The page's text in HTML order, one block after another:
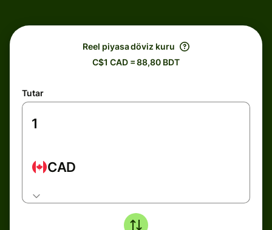
Reel piyasa döviz kuru
C$1 CAD = 88,80 BDT
Tutar
CAD